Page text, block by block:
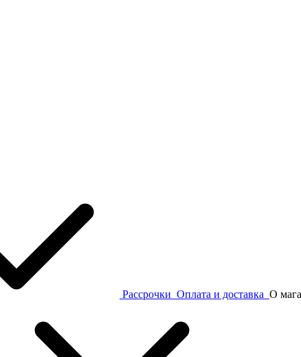
Рассрочки Оплата и доставка О